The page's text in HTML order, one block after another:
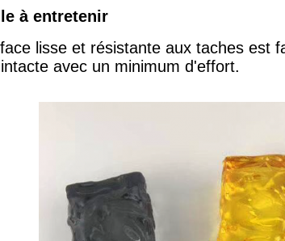
à entretenir
lisse et résistante aux taches est
avec un minimum d'effort.